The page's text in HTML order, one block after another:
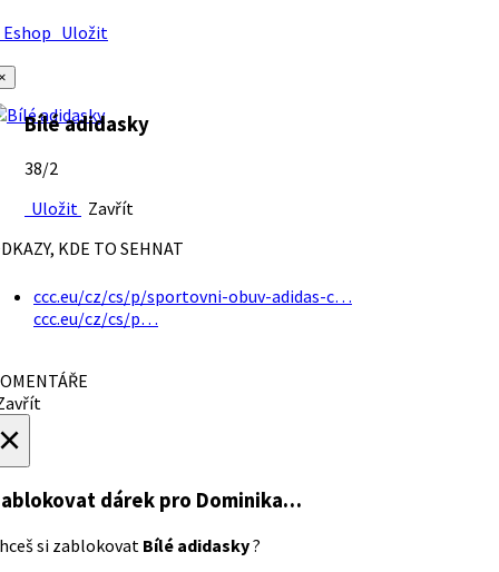
Uložit
Bílé adidasky
38/2
Uložit Zavřít
KDE TO SEHNAT
ccc.eu/cz/cs/p/sportovni-obuv-adidas-c…
ccc.eu/cz/cs/p…
dárek pro Dominika…
si zablokovat Bílé adidasky?